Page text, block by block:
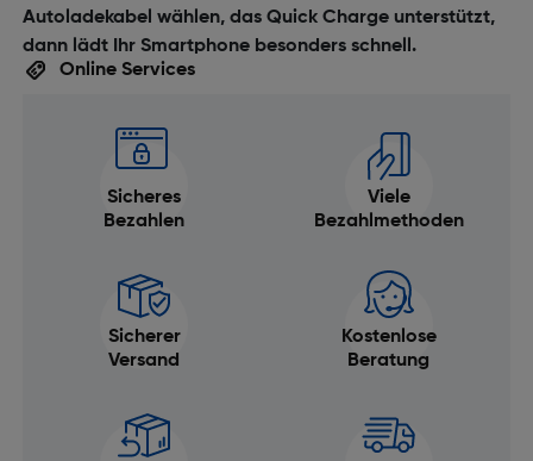
Autoladekabel wählen, das Quick Charge unterstützt,
dann lädt Ihr Smartphone besonders schnell.
Online Services
Sicheres
Bezahlen
Viele
Bezahlmethoden
Sicherer
Versand
Kostenlose
Beratung